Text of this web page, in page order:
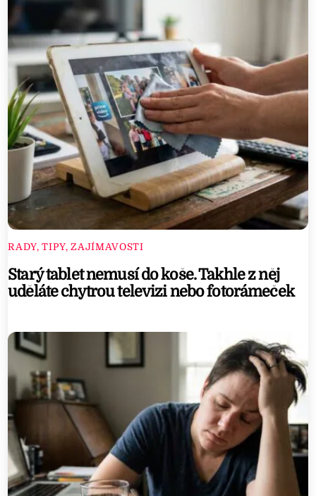
RADY, TIPY, ZAJÍMAVOSTI
Starý tablet nemusí do koše. Takhle z něj
uděláte chytrou televizi nebo fotorámeček